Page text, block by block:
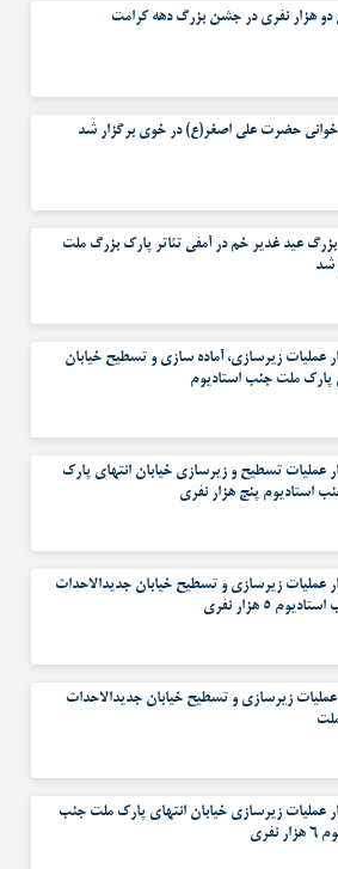
دو هزار نفری در جشن بزرگ دهه کرامت
خوانی حضرت علی اصغر(ع) در خوی برگزار شد
عید غدیر خم در آمفی تئاتر پارک بزرگ ملت
شد
عملیات زیرسازی، آماده سازی و تسطیح خیابان
پارک ملت جنب استادیوم
عملیات تسطیح و زیرسازی خیابان انتهای پارک
استادیوم پنج هزار نفری
عملیات زیرسازی و تسطیح خیابان جدیدالاحداث
۵ هزار نفری
عملیات زیرسازی و تسطیح خیابان جدیدالاحداث
عملیات زیرسازی خیابان انتهای پارک ملت جنب
نفری